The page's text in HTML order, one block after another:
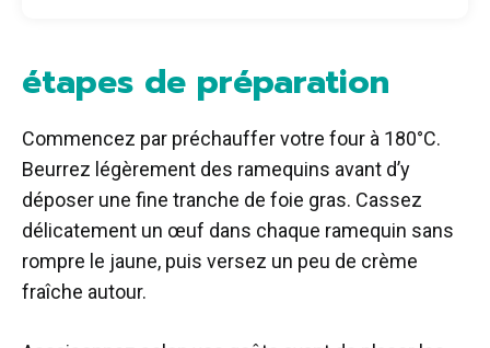
étapes de préparation
Commencez par préchauffer votre four à 180°C.
Beurrez légèrement des ramequins avant d’y
déposer une fine tranche de foie gras. Cassez
délicatement un œuf dans chaque ramequin sans
rompre le jaune, puis versez un peu de crème
fraîche autour.